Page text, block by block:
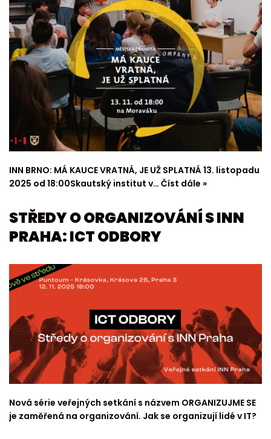
INN BRNO: MÁ KAUCE VRATNÁ, JE UŽ SPLATNÁ 13. listopadu
2025 od 18:00Skautský institut v… Číst dále »
STŘEDY O ORGANIZOVÁNÍ S INN
PRAHA: ICT ODBORY
Nová série veřejných setkání s názvem ORGANIZUJME SE
je zaměřená na organizování. Jak se organizují lidé v IT?